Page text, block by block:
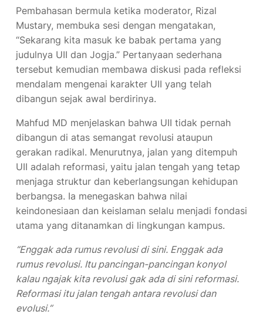
Mustary, membuka sesi dengan mengatakan,
“Sekarang kita masuk ke babak pertama yang
judulnya UII dan Jogja.” Pertanyaan sederhana
tersebut kemudian membawa diskusi pada refleksi
mendalam mengenai karakter UII yang telah
dibangun sejak awal berdirinya.
dibangun di atas semangat revolusi ataupun
gerakan radikal. Menurutnya, jalan yang ditempuh
UII adalah reformasi, yaitu jalan tengah yang tetap
menjaga struktur dan keberlangsungan kehidupan
berbangsa. Ia menegaskan bahwa nilai
keindonesiaan dan keislaman selalu menjadi fondasi
utama yang ditanamkan di lingkungan kampus.
rumus revolusi. Itu pancingan-pancingan konyol
kalau ngajak kita revolusi gak ada di sini reformasi.
Reformasi itu jalan tengah antara revolusi dan
evolusi.”